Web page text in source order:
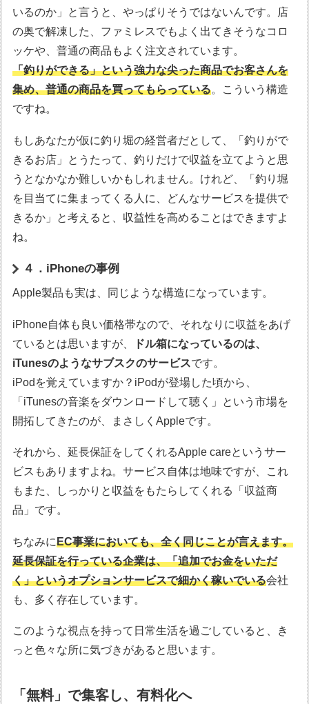
いるのか」と言うと、やっぱりそうではないんです。店
の奥で解凍した、ファミレスでもよく出てきそうなコロ
ッケや、普通の商品もよく注文されています。
「釣りができる」という強力な尖った商品でお客さんを
集め、普通の商品を買ってもらっている。こういう構造
ですね。
もしあなたが仮に釣り堀の経営者だとして、「釣りがで
きるお店」とうたって、釣りだけで収益を立てようと思
うとなかなか難しいかもしれません。けれど、「釣り堀
を目当てに集まってくる人に、どんなサービスを提供で
きるか」と考えると、収益性を高めることはできますよ
ね。
４．iPhoneの事例
Apple製品も実は、同じような構造になっています。
iPhone自体も良い価格帯なので、それなりに収益をあげ
ているとは思いますが、
ドル箱になっているのは、
iTunesのようなサブスクのサービスです。
iPodを覚えていますか？iPodが登場した頃から、
「iTunesの音楽をダウンロードして聴く」という市場を
開拓してきたのが、まさしくAppleです。
それから、延長保証をしてくれるApple careというサー
ビスもありますよね。サービス自体は地味ですが、これ
もまた、しっかりと収益をもたらしてくれる「収益商
品」です。
ちなみにEC事業においても、全く同じことが言えます。
延長保証を行っている企業は、「追加でお金をいただ
く」というオプションサービスで細かく稼いでいる会社
も、多く存在しています。
このような視点を持って日常生活を過ごしていると、き
っと色々な所に気づきがあると思います。
「無料」で集客し、有料化へ